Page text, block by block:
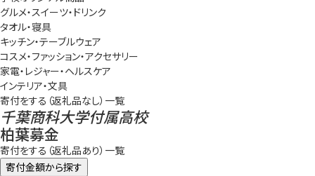
グルメ・スイーツ・ドリンク
タオル・寝具
キッチン・テーブルウェア
コスメ・ファッション・アクセサリー
家電・レジャー・ヘルスケア
インテリア・文具
寄付をする（返礼品なし）一覧
千葉商科大学付属高校
柏葉募金
寄付をする（返礼品あり）一覧
寄付金額から探す